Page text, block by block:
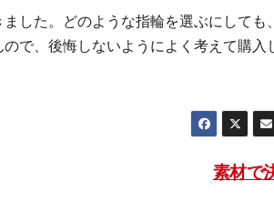
した。どのような指輪を選ぶにしても
で、後悔しないようによく考えて購入
素材で